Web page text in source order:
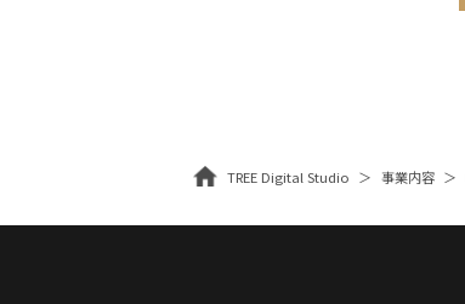
TREE Digital Studio 事業内容